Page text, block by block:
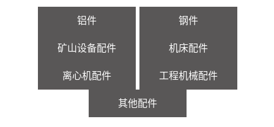
铝件 钢件
矿山设备配件 机床配件
离心机配件 工程机械配件
其他配件